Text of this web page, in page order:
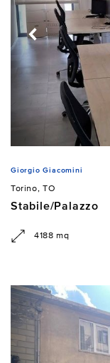
Giorgio Giacomini
Torino, TO
Stabile/Palazzo
4188 mq